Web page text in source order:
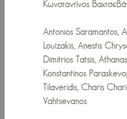
Κωνσταντίνος
Antonios Saramantos,
Louizakis, Anestis
Dimitrios Tatsis,
Konstantinos
Tilaveridis, Charis
Vahtsevanos